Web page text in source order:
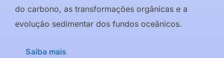
do carbono, as transformações orgânicas e a
evolução sedimentar dos fundos oceânicos.
Saiba mais